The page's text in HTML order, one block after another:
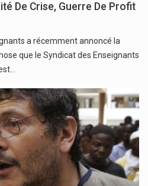
De Crise, Guerre De Profit
a récemment annoncé la
que le Syndicat des Enseignants